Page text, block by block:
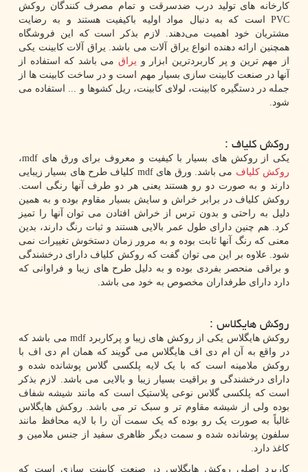
کارخانه‌ های تولید درب ضدسرقت و تمام مصرف کنندگان روکش
PVC است که به دنبال مواد اولیه باکیفیت هستند و به رضایت
مشتریان خود اهمیت می‌دهند. لازم بذکر است که این فروشگاه
همچنین ارائه دهنده انواع یراق آلات می باشد. یراق آلات کابینت یکی
از مهم ترین و پر کاربردترین ابزار و یراقمی باشد که استفاده از
آنها در صنعت کابینت سازی بسیار مهم است و در ساخت کابینت ها از
جمله در دستگیره کابینت، لولای کابینت، ریل کشوها و ... استفاده می
شود.
روکش کلیاف :
یکی از روکش های بسیار با کیفیت و معروف برای ورق های mdf،
روکش کلیاف می باشد. ورق هایmdf کلیاف طرح های بسیار زیبایی
دارند و به صورت دو رو هستند یعنی هر دو طرف آنها رنگی است.
روکش کلیاف در برابر خراش و سایش بسیار مقاوم بوده و به همین
دلیل به راحتی و بدون ترس از خراش افتادن می توان آنها را تمیز
کرد. هم چنین دارای طول عمر بالایی هستند و ثبات رنگ دارند، بدین
معنی که رنگ آنها ثابت بوده و به مرور زمان دستخوش تغییرات نمی
شود. علاوه بر این می توان گفت که روکش کلیاف دارای درخشندگی
و براقی منحصر بفردی بوده و به دلیل طرح های زیبا و فراوانی که
دارد دارای طرفداران مخصوص به خود می باشد.
روکش هایگلاس :
روکش هایگلاس یکی از روکش های زیبا و پرکاربرد mdf می باشد که
در واقع به آن ام دی اف هایگلاس می گویند که همان ام دی اف با
روکش ملامینه است که با یک لایه پلکسی گلاس پوشانده شده و
دارای درخشندگی و براقیت بسیار زیبا و بالایی می باشد. لازم بذکر
است که پلکسی گلاس نوعی پلاستیک است که مانند شیشه شفاف
بوده ولی از شیشه مقاوم تر و سبک ‌تر می باشد. روکش هایگلاس
غالباً به صورت یک رو بوده که یک سمت آن را با لایه محافظ مانند
سلفون پوشانده شده و سمت دیگر ظاهری سفید از جنس ملامین و
کاغذ دارد.
کاربرد اصلی روکش هایگلاس در صنعت کابینت سازی است که